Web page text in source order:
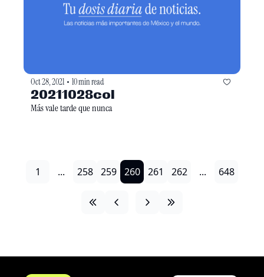
Oct 28, 2021 • 10 min read
20211028col
Más vale tarde que nunca
1 ... 258 259 260 261 262 ... 648